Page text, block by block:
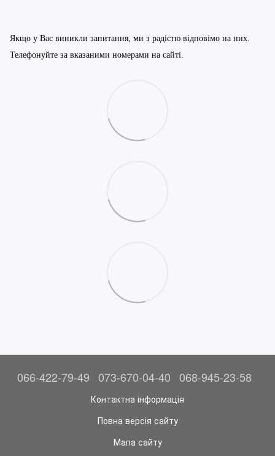
Якщо у Вас виникли запитання, ми з радістю відповімо на них.
Телефонуйте за вказаними номерами на сайті.
066-422-79-49 073-670-04-40 068-945-23-58
Контактна інформація
Повна версія сайту
Мапа сайту